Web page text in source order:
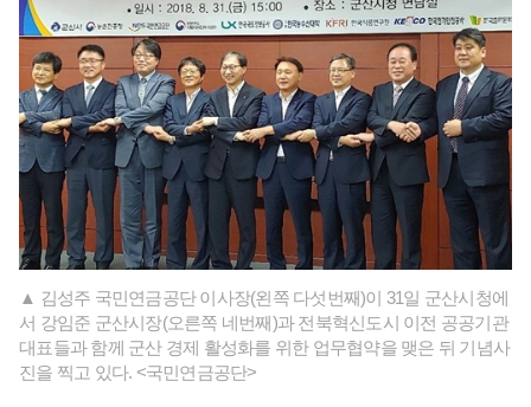
▲ 김성주 국민연금공단 이사장(왼쪽 다섯번째)이 31일 군산시청에
서 강임준 군산시장(오른쪽 네번째)과 전북혁신도시 이전 공공기관
대표들과 함께 군산 경제 활성화를 위한 업무협약을 맺은 뒤 기념사
진을 찍고 있다. <국민연금공단>